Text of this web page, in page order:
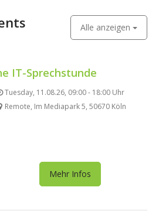
Alle anzeigen
IT-Sprechstunde
Tuesday, 11.08.26, 09:00 - 18:00 Uhr
Remote, Im Mediapark 5, 50670 Köln
Mehr Infos